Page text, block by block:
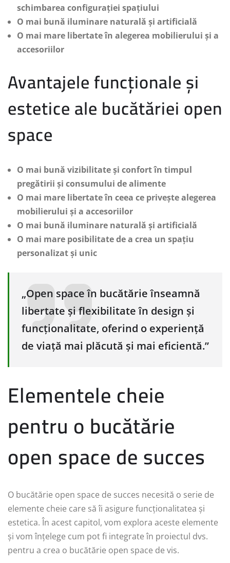
schimbarea configurației spațiului
O mai bună iluminare naturală și artificială
O mai mare libertate în alegerea mobilierului și a
accesoriilor
Avantajele funcționale și
estetice ale bucătăriei open
space
O mai bună vizibilitate și confort în timpul
pregătirii și consumului de alimente
O mai mare libertate în ceea ce privește alegerea
mobilierului și a accesoriilor
O mai bună iluminare naturală și artificială
O mai mare posibilitate de a crea un spațiu
personalizat și unic
„Open space în bucătărie înseamnă
libertate și flexibilitate în design și
funcționalitate, oferind o experiență
de viață mai plăcută și mai eficientă.”
Elementele cheie
pentru o bucătărie
open space de succes
O bucătărie open space de succes necesită o serie de
elemente cheie care să îi asigure funcționalitatea și
estetica. În acest capitol, vom explora aceste elemente
și vom înțelege cum pot fi integrate în proiectul dvs.
pentru a crea o bucătărie open space de vis.